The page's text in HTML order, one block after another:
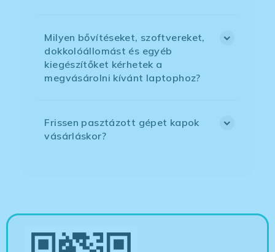
Milyen bővítéseket, szoftvereket,
dokkolóállomást és egyéb
kiegészítőket kérhetek a
megvásárolni kívánt laptophoz?
Frissen pasztázott gépet kapok
vásárláskor?